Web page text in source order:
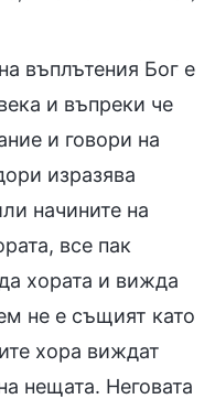
въплътения Бог е
и въпреки че
и говори на
изразява
начините на
все пак
хората и вижда
не е същият като
хора виждат
нещата. Неговата